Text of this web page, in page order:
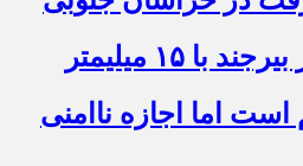
۱۵ میلیمتر
اما اجازه ناامنی